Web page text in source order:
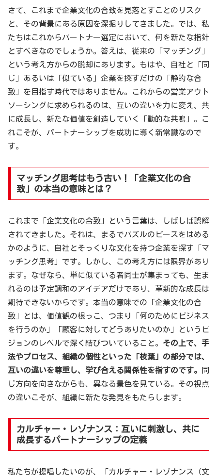
さて、これまで企業文化の合致を見落とすことのリスク
と、その背景にある原因を深掘りしてきました。では、私
たちはこれからパートナー選定において、何を新たな指針
とすべきなのでしょうか。答えは、従来の「マッチング」
という考え方からの脱却にあります。もはや、自社と「同
じ」あるいは「似ている」企業を探すだけの「静的な合
致」を目指す時代ではありません。これからの営業アウト
ソーシングに求められるのは、互いの違いを力に変え、共
に成長し、新たな価値を創造していく「動的な共鳴」。こ
れこそが、パートナーシップを成功に導く新常識なので
す。
マッチング思考はもう古い！「企業文化の合
致」の本当の意味とは？
これまで「企業文化の合致」という言葉は、しばしば誤解
されてきました。それは、まるでパズルのピースをはめる
かのように、自社とそっくりな文化を持つ企業を探す「マ
ッチング思考」です。しかし、この考え方には限界があり
ます。なぜなら、単に似ている者同士が集まっても、生ま
れるのは予定調和のアイデアだけであり、革新的な成長は
期待できないからです。本当の意味での「企業文化の合
致」とは、価値観の根っこ、つまり「何のためにビジネス
を行うのか」「顧客に対してどうありたいのか」というビ
ジョンのレベルで深く結びついていること。 その上で、手
法やプロセス、組織の個性といった「枝葉」の部分では、
互いの違いを尊重し、学び合える関係性を指すのです。
同
じ方向を向きながらも、異なる景色を見ている。その視点
の違いこそが、組織に新たな発見をもたらします。
カルチャー・レゾナンス：互いに刺激し、共に
成長するパートナーシップの定義
私たちが提唱したいのが、「カルチャー・レゾナンス（文